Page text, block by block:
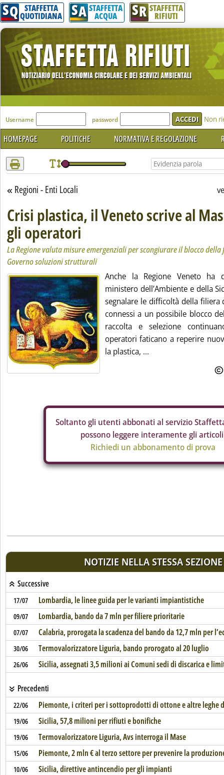
Attenzione! Esegui l'accesso per lèggere interamente la notizia.
SQ STAFFETTA
QUOTIDIANA SA STAFFETTA
ACQUA SR STAFFETTA
RIFIUTI
'Modulo Login per accedere'
Username password Non
HOMEPAGE POLITICHE NORMATIVA E REGOLAZIONE
Torna alla sezione
Regioni - Enti Locali
Crisi plastica, il Veneto scrive al
gli operatori
La Regione valuta misure emergenziali per scongiurare il blocco della
Governo soluzioni strutturali
Anche la Regione Veneto ha
ministero dell’Ambiente e della
segnalare le difficoltà della filiera
connessi a un possibile blocco
raccolta e selezione
operatori faticano a reperire
la plastica, ...
Soltanto gli utenti abbonati al servizio
possono leggere interamente gli
Richiedi un abbonamento di prova
NOTIZIE NELLA STESSA SEZIONE
Successive
17/07 Lombardia, le linee guida per le varianti impiantistiche
09/07 Lombardia, bando da 7 mln per filiere prioritarie
07/07 Calabria, prorogata la scadenza del bando da 12,7 mln per
30/06 Termovalorizzatore Liguria, bando prorogato al 20 luglio
26/06 Sicilia, assegnati 3,5 milioni ai Comuni sedi di discarica e
Precedenti
22/06 Piemonte, i criteri per i sottoprodotti di ottone e altre leghe
19/06 Sicilia, 57,8 milioni per rifiuti e bonifiche
19/06 Termovalorizzatore Liguria, Avs interroga il Mase
15/06 Piemonte, 2 mln € al terzo settore per prevenire la
10/06 Sicilia, direttive antincendio per gli impianti